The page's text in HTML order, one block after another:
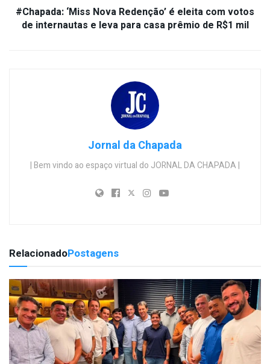
#Chapada: ‘Miss Nova Redenção’ é eleita com votos
de internautas e leva para casa prêmio de R$1 mil
Jornal da Chapada
| Bem vindo ao espaço virtual do JORNAL DA CHAPADA |
RelacionadoPostagens